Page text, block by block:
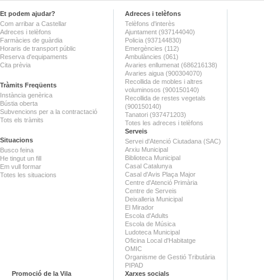
Et podem ajudar?
Com arribar a Castellar
Adreces i telèfons
Farmàcies de guàrdia
Horaris de transport públic
Reserva d'equipaments
Cita prèvia
Tràmits Freqüents
Instància genèrica
Bústia oberta
Subvencions per a la contractació
Tots els tràmits
Situacions
Busco feina
He tingut un fill
Em vull formar
Totes les situacions
Adreces i telèfons
Telèfons d'interès
Ajuntament (937144040)
Policia (937144830)
Emergències (112)
Ambulàncies (061)
Avaries enllumenat (686216138)
Avaries aigua (900304070)
Recollida de mobles i altres
voluminosos (900150140)
Recollida de restes vegetals
(900150140)
Tanatori (937471203)
Totes les adreces i telèfons
Serveis
Servei d'Atenció Ciutadana (SAC)
Arxiu Municipal
Biblioteca Municipal
Casal Catalunya
Casal d'Avis Plaça Major
Centre d'Atenció Primària
Centre de Serveis
Deixalleria Municipal
El Mirador
Escola d'Adults
Escola de Música
Ludoteca Municipal
Oficina Local d'Habitatge
OMIC
Organisme de Gestió Tributària
PIPAD
Promoció de la Vila
Xarxes socials